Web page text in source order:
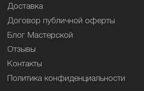
Доставка
Договор публичной оферты
Блог Мастерской
Отзывы
Контакты
Политика конфиденциальности